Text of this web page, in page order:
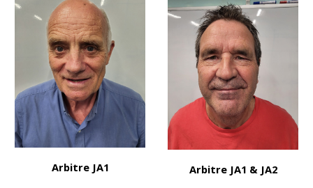
Arbitre JA1 Arbitre JA1 & JA2